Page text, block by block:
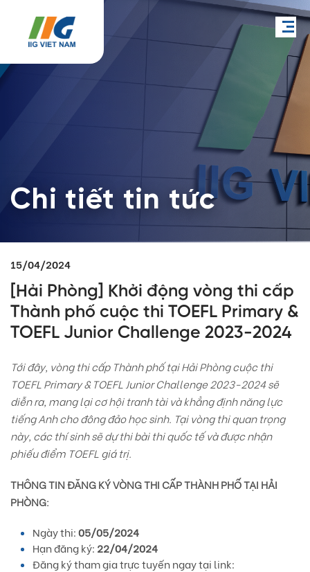
Chi tiết tin tức
15/04/2024
[Hải Phòng] Khởi động vòng thi cấp
Thành phố cuộc thi TOEFL Primary &
TOEFL Junior Challenge 2023-2024
Tới đây, vòng thi cấp Thành phố tại Hải Phòng cuộc thi
TOEFL Primary & TOEFL Junior Challenge 2023-2024 sẽ
diễn ra, mang lại cơ hội tranh tài và khẳng định năng lực
tiếng Anh cho đông đảo học sinh. Tại vòng thi quan trọng
này, các thí sinh sẽ dự thi bài thi quốc tế và được nhận
phiếu điểm TOEFL giá trị.
THÔNG TIN ĐĂNG KÝ VÒNG THI CẤP THÀNH PHỐ TẠI HẢI
PHÒNG:
Ngày thi:05/05/2024
Hạn đăng ký: 22/04/2024
Đăng ký tham gia trực tuyến ngay tại link: